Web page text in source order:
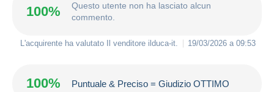
100%
Questo utente non ha lasciato alcun
commento.
L'acquirente ha valutato Il venditore ilduca-it. 19/03/2026 a 09:53
100% Puntuale & Preciso = Giudizio OTTIMO